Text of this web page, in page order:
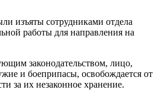
изъяты сотрудниками отдела
работы для направления на
законодательством, лицо,
и боеприпасы, освобождается от
за их незаконное хранение.